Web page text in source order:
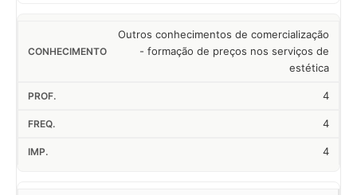
Outros conhecimentos de comercialização
- formação de preços nos serviços de
estética
4
4
4